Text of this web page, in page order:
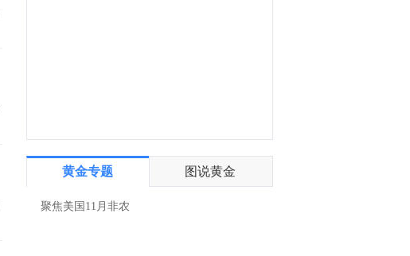
黄金专题 图说黄金
聚焦美国11月非农